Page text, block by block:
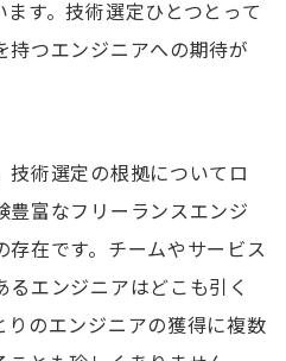
す。技術選定ひとつとって
持つエンジニアへの期待が
技術選定の根拠についてロ
豊富なフリーランスエンジ
存在です。チームやサービス
エンジニアはどこも引く
りのエンジニアの獲得に複数